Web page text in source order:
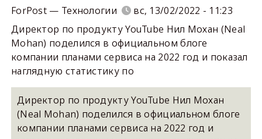
ForPost — Технологии
вс, 13/02/2022 - 11:23
Директор по продукту YouTube Нил Мохан (Neal
Mohan) поделился в официальном блоге
компании планами сервиса на 2022 год и показал
наглядную статистику по
Директор по продукту YouTube Нил Мохан
(Neal Mohan) поделился в официальном блоге
компании планами сервиса на 2022 год и